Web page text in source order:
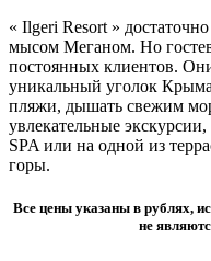
« Ilgeri Resort »
мысом Меганом. Но
постоянных клиентов.
уникальный уголок
пляжи, дышать свежим
увлекательные
SPA или на одной из
горы.
Все цены указаны в рублях,
не